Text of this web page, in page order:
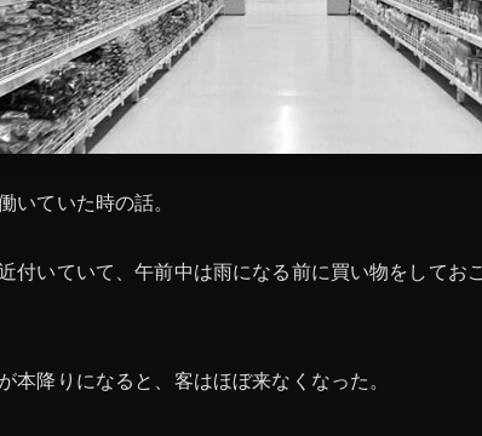
いていた時の話。
付いていて、午前中は雨になる前に買い物をしてお
本降りになると、客はほぼ来なくなった。